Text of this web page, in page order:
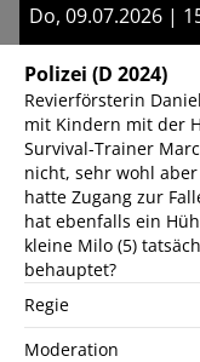
Do, 09.07.2026 |
Polizei (D 2024)
Revierförsterin
mit Kindern mit der
Survival-Trainer
nicht, sehr wohl
hatte Zugang zur
hat ebenfalls ein
kleine Milo (5)
behauptet?
Regie
Moderation